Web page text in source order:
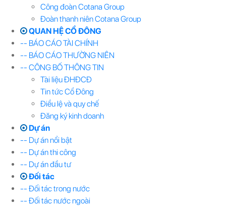
Công đoàn Cotana Group
Đoàn thanh niên Cotana Group
QUAN HỆ CỔ ĐÔNG
-- BÁO CÁO TÀI CHÍNH
-- BÁO CÁO THƯỜNG NIÊN
-- CÔNG BỐ THÔNG TIN
Tài liệu ĐHĐCĐ
Tin tức Cổ Đông
Điều lệ và quy chế
Đăng ký kinh doanh
Dự án
-- Dự án nổi bật
-- Dự án thi công
-- Dự án đầu tư
Đối tác
-- Đối tác trong nước
-- Đối tác nước ngoài